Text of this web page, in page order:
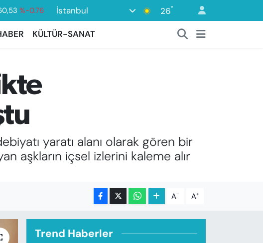
%0.16
%-0.02
13.799 %70
İstanbul 26°
KÜLTÜR-SANAT
yaratı alanı olarak gören bir
aşkların içsel izlerini kaleme alır
A- A+
Trend Haberler